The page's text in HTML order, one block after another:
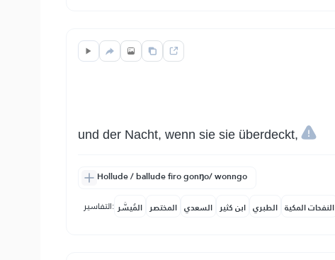
und der Nacht, wenn sie sie überdeckt,
Hollude / ballude firo gonŋo/ wonngo
التفاسير: المُيسَّر المختصر السعدي ابن كثير الطبري النفحات المكية